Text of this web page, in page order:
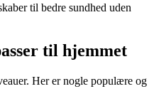
til bedre sundhed uden
til hjemmet
Her er nogle populære og